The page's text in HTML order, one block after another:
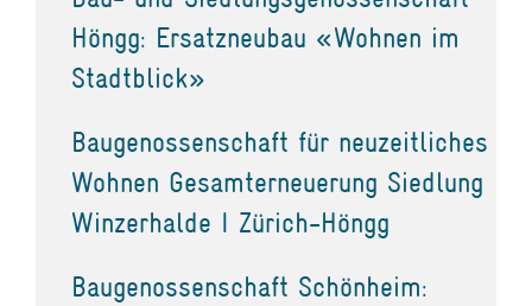
Höngg: Ersatzneubau «Wohnen im
Stadtblick»
Baugenossenschaft für neuzeitliches
Wohnen Gesamterneuerung Siedlung
Winzerhalde I Zürich-Höngg
Baugenossenschaft Schönheim: